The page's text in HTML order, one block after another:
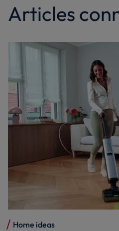
Articles
Home ideas